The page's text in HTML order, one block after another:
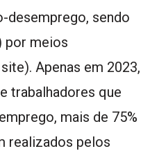
desemprego, sendo
por meios
Apenas em 2023,
trabalhadores que
mais de 75%
realizados pelos